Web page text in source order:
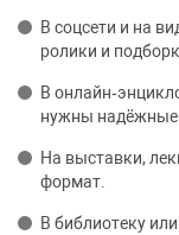
В соцсети и на
ролики и
В
нужны надёжные
На выставки,
формат.
В библиотеку